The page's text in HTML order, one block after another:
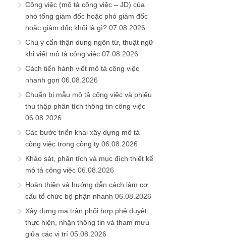
Công việc (mô tả công việc – JD) của
phó tổng giám đốc hoặc phó giám đốc
hoặc giám đốc khối là gì? 07.08.2026
Chú ý cẩn thận dùng ngôn từ, thuật ngữ
khi viết mô tả công việc 07.08.2026
Cách tiến hành viết mô tả công việc
nhanh gọn 06.08.2026
Chuẩn bị mẫu mô tả công việc và phiếu
thu thập phân tích thông tin công việc
06.08.2026
Các bước triển khai xây dựng mô tả
công việc trong công ty 06.08.2026
Khảo sát, phân tích và mục đích thiết kế
mô tả công việc 06.08.2026
Hoàn thiện và hướng dẫn cách làm cơ
cấu tổ chức bộ phận nhanh 06.08.2026
Xây dựng ma trận phối hợp phê duyệt,
thực hiện, nhận thông tin và tham mưu
giữa các vị trí 05.08.2026